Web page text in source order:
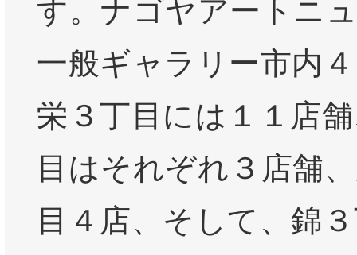
す。ナゴヤアートニ
一般ギャラリー市内
栄３丁目には１１店
目はそれぞれ３店舗
目４店、そして、錦